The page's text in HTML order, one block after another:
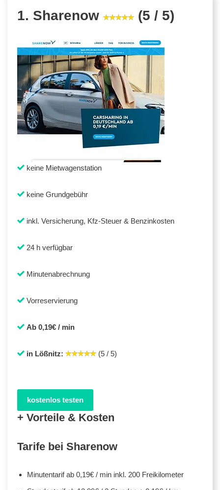
1. Sharenow (5 / 5)
keine Mietwagenstation
keine Grundgebühr
inkl. Versicherung, Kfz-Steuer & Benzinkosten
24 h verfügbar
Minutenabrechnung
Vorreservierung
Ab 0,19€ / min
in Lößnitz: (5 / 5)
kostenlos testen
+ Vorteile & Kosten
Tarife bei Sharenow
Minutentarif ab 0,19€ / min inkl. 200 Freikilometer